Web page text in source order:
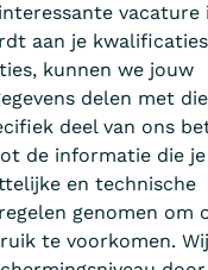
vacature
aan je
kunnen we jouw
delen met
deel van ons
de informatie die je
en technische
genomen om
te voorkomen.